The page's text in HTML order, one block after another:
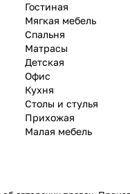
Гостиная
Мягкая мебель
Спальня
Матрасы
Детская
Офис
Кухня
Столы и стулья
Прихожая
Малая мебель